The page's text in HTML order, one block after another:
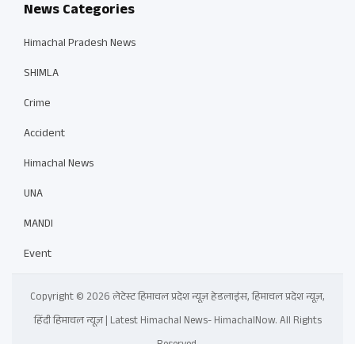
News Categories
Himachal Pradesh News
SHIMLA
Crime
Accident
Himachal News
UNA
MANDI
Event
Copyright © 2026 लेटेस्ट हिमाचल प्रदेश न्यूज़ हेडलाइंस, हिमाचल प्रदेश न्यूज़,
हिंदी हिमाचल न्यूज़ | Latest Himachal News- HimachalNow. All Rights